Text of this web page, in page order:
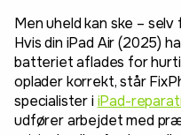
Men uheld kan ske –
Hvis din iPad Air (2025)
batteriet aflades for
oplader korrekt, står
specialister iiPad-
udfører arbejdet med